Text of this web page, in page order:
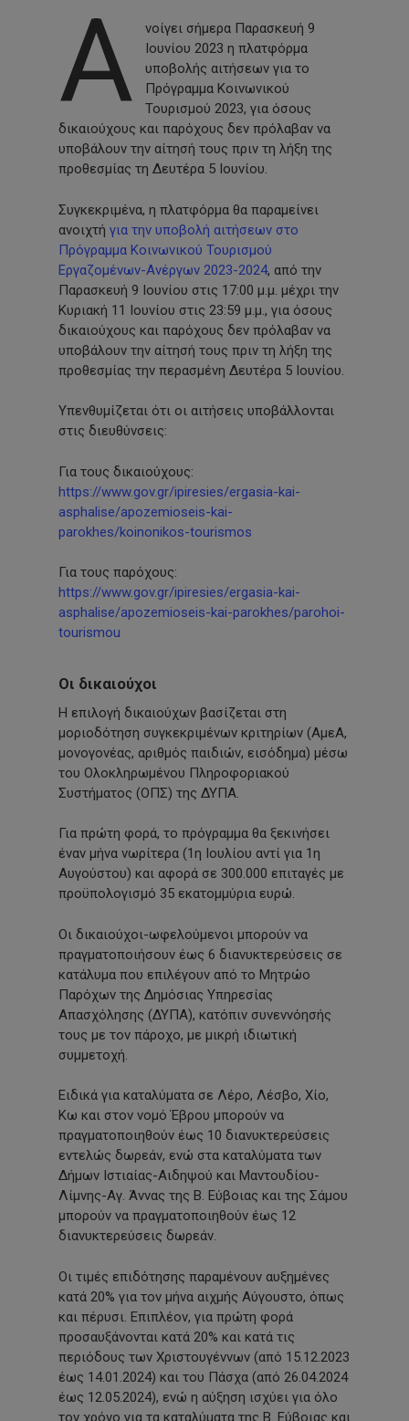
Α
νοίγει σήμερα Παρασκευή 9
Ιουνίου 2023 η πλατφόρμα
υποβολής αιτήσεων για το
Πρόγραμμα Κοινωνικού
Τουρισμού 2023, για όσους
δικαιούχους και παρόχους δεν πρόλαβαν να
υποβάλουν την αίτησή τους πριν τη λήξη της
προθεσμίας τη Δευτέρα 5 Ιουνίου.
Συγκεκριμένα, η πλατφόρμα θα παραμείνει
ανοιχτή για την υποβολή αιτήσεων στο
Πρόγραμμα Κοινωνικού Τουρισμού
Εργαζομένων-Ανέργων 2023-2024, από την
Παρασκευή 9 Ιουνίου στις 17:00 μ.μ. μέχρι την
Κυριακή 11 Ιουνίου στις 23:59 μ.μ., για όσους
δικαιούχους και παρόχους δεν πρόλαβαν να
υποβάλουν την αίτησή τους πριν τη λήξη της
προθεσμίας την περασμένη Δευτέρα 5 Ιουνίου.
Υπενθυμίζεται ότι οι αιτήσεις υποβάλλονται
στις διευθύνσεις:
Για τους δικαιούχους:
https://www.gov.gr/ipiresies/ergasia-kai-
asphalise/apozemioseis-kai-
parokhes/koinonikos-tourismos
Για τους παρόχους:
https://www.gov.gr/ipiresies/ergasia-kai-
asphalise/apozemioseis-kai-parokhes/parohoi-
tourismou
Οι δικαιούχοι
Η επιλογή δικαιούχων βασίζεται στη
μοριοδότηση συγκεκριμένων κριτηρίων (ΑμεΑ,
μονογονέας, αριθμός παιδιών, εισόδημα) μέσω
του Ολοκληρωμένου Πληροφοριακού
Συστήματος (ΟΠΣ) της ΔΥΠΑ.
Για πρώτη φορά, το πρόγραμμα θα ξεκινήσει
έναν μήνα νωρίτερα (1η Ιουλίου αντί για 1η
Αυγούστου) και αφορά σε 300.000 επιταγές με
προϋπολογισμό 35 εκατομμύρια ευρώ.
Οι δικαιούχοι-ωφελούμενοι μπορούν να
πραγματοποιήσουν έως 6 διανυκτερεύσεις σε
κατάλυμα που επιλέγουν από το Μητρώο
Παρόχων της Δημόσιας Υπηρεσίας
Απασχόλησης (ΔΥΠΑ), κατόπιν συνεννόησής
τους με τον πάροχο, με μικρή ιδιωτική
συμμετοχή.
Ειδικά για καταλύματα σε Λέρο, Λέσβο, Χίο,
Κω και στον νομό Έβρου μπορούν να
πραγματοποιηθούν έως 10 διανυκτερεύσεις
εντελώς δωρεάν, ενώ στα καταλύματα των
Δήμων Ιστιαίας-Αιδηψού και Μαντουδίου-
Λίμνης-Αγ. Άννας της Β. Εύβοιας και της Σάμου
μπορούν να πραγματοποιηθούν έως 12
διανυκτερεύσεις δωρεάν.
Οι τιμές επιδότησης παραμένουν αυξημένες
κατά 20% για τον μήνα αιχμής Αύγουστο, όπως
και πέρυσι. Επιπλέον, για πρώτη φορά
προσαυξάνονται κατά 20% και κατά τις
περιόδους των Χριστουγέννων (από 15.12.2023
έως 14.01.2024) και του Πάσχα (από 26.04.2024
έως 12.05.2024), ενώ η αύξηση ισχύει για όλο
τον χρόνο για τα καταλύματα της Β. Εύβοιας και